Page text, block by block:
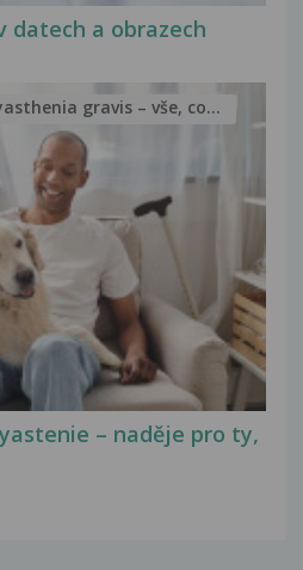
a obrazech
– naděje pro ty,
gravis – vše, co...